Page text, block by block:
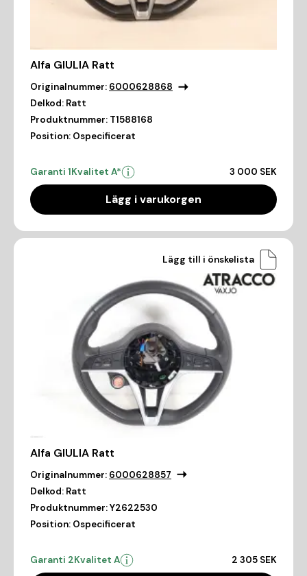
Alfa GIULIA Ratt
Originalnummer: 6000628868
Delkod: Ratt
Produktnummer: T1588168
Position: Ospecificerat
Garanti 1Kvalitet A* 3 000 SEK
Lägg i varukorgen
Lägg till i önskelista
Alfa GIULIA Ratt
Originalnummer: 6000628857
Delkod: Ratt
Produktnummer:Y2622530
Position: Ospecificerat
Garanti 2Kvalitet A 2 305 SEK